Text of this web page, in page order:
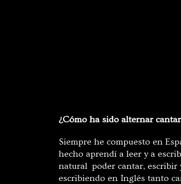
¿Cómo ha sido alternar
Siempre he compuesto en
hecho aprendí a leer y a
natural poder cantar, escribir
escribiendo en Inglés tanto